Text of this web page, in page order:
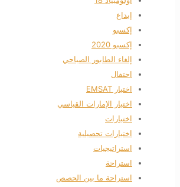
إبداع
إكسبو
إكسبو 2020
إلغاء الطابور الصباحي
احتفال
اختبار EMSAT
اختبار الإمارات القياسي
اختبارات
اختبارات تحصيلية
استراتيجيات
استراحة
استراحة ما بين الحصص